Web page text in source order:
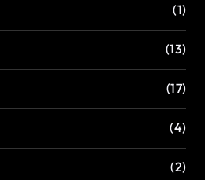
(1)
(13)
(17)
(4)
(2)